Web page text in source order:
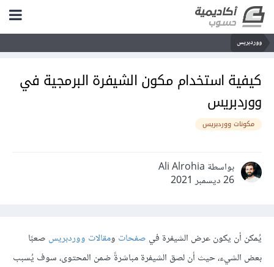
ووردبريس
كيفية استخدام مكون الشيفرة البرمجية في
ووردبريس
مكونات ووردبريس
بواسطة Ali Alrohia
26 ديسمبر 2021
يُمكن أن يكون عرض الشيفرة في صفحات ومقالات ووردبريس صعبًا
بعض الشيء، حيث أن لصق الشيفرة مباشرةً ضمن المحتوى، سوف يُسبب